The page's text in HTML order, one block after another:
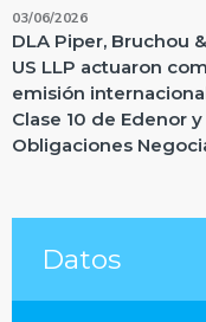
03/06/2026
DLA Piper, Bruchou
US LLP actuaron
emisión
Clase 10 de Edenor
Obligaciones
Datos